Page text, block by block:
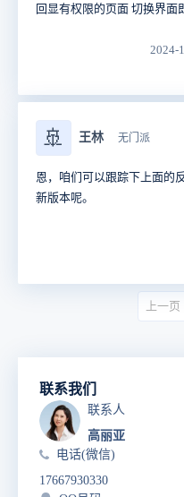
回显有权限的页面 切换界面
2024-
🚢 王林 无门派
恩，咱们可以跟踪下上面的
新版本呢。
上一页
联系我们
联系人
高丽亚
电话(微信)
17667930330